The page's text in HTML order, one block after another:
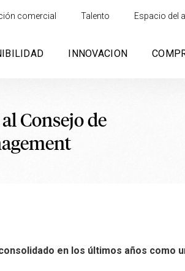
comercial Talento Espacio del
INNOVACION
Consejo de
en los últimos años como